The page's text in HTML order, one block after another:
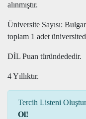
alınmıştır.
Üniversite Sayısı:
toplam 1 adet
DİL Puan türündededir.
4 Yıllıktır.
Tercih Listeni
Ol!